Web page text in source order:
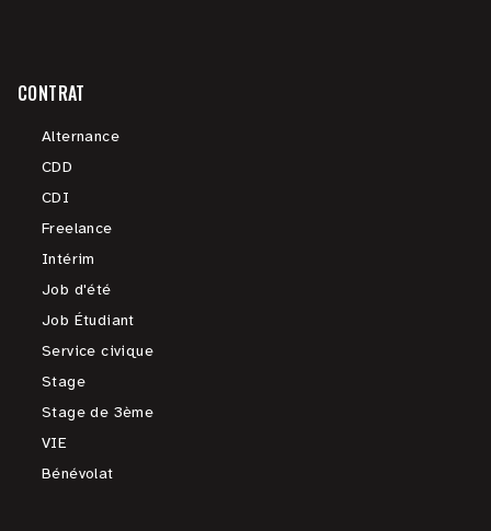
CONTRAT
Alternance
CDD
CDI
Freelance
Intérim
Job d'été
Job Étudiant
Service civique
Stage
Stage de 3ème
VIE
Bénévolat